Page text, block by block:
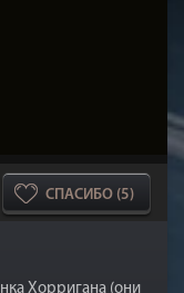
СПАСИБО (5)
Хорригана (они